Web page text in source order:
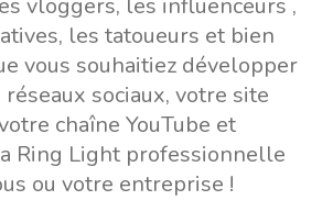
vloggers, les influenceurs ,
les tatoueurs et bien
vous souhaitiez développer
sociaux, votre site
chaîne YouTube et
Ring Light professionnelle
ou votre entreprise !